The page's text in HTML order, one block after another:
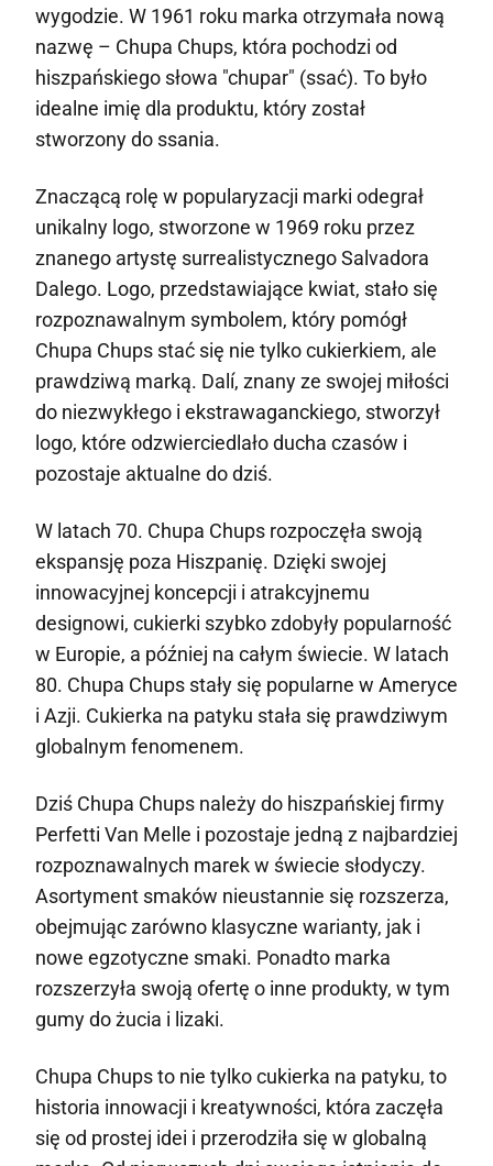
wygodzie. W 1961 roku marka otrzymała nową
nazwę – Chupa Chups, która pochodzi od
hiszpańskiego słowa "chupar" (ssać). To było
idealne imię dla produktu, który został
stworzony do ssania.
Znaczącą rolę w popularyzacji marki odegrał
unikalny logo, stworzone w 1969 roku przez
znanego artystę surrealistycznego Salvadora
Dalego. Logo, przedstawiające kwiat, stało się
rozpoznawalnym symbolem, który pomógł
Chupa Chups stać się nie tylko cukierkiem, ale
prawdziwą marką. Dalí, znany ze swojej miłości
do niezwykłego i ekstrawaganckiego, stworzył
logo, które odzwierciedlało ducha czasów i
pozostaje aktualne do dziś.
W latach 70. Chupa Chups rozpoczęła swoją
ekspansję poza Hiszpanię. Dzięki swojej
innowacyjnej koncepcji i atrakcyjnemu
designowi, cukierki szybko zdobyły popularność
w Europie, a później na całym świecie. W latach
80. Chupa Chups stały się popularne w Ameryce
i Azji. Cukierka na patyku stała się prawdziwym
globalnym fenomenem.
Dziś Chupa Chups należy do hiszpańskiej firmy
Perfetti Van Melle i pozostaje jedną z najbardziej
rozpoznawalnych marek w świecie słodyczy.
Asortyment smaków nieustannie się rozszerza,
obejmując zarówno klasyczne warianty, jak i
nowe egzotyczne smaki. Ponadto marka
rozszerzyła swoją ofertę o inne produkty, w tym
gumy do żucia i lizaki.
Chupa Chups to nie tylko cukierka na patyku, to
historia innowacji i kreatywności, która zaczęła
się od prostej idei i przerodziła się w globalną